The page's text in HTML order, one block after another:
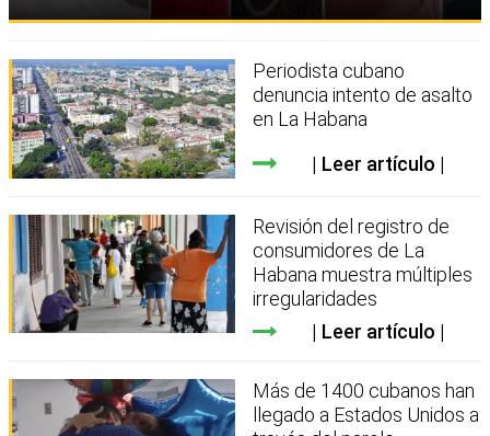
Periodista cubano
denuncia intento de asalto
en La Habana
Leer artículo
Revisión del registro de
consumidores de La
Habana muestra múltiples
irregularidades
Leer artículo
Más de 1400 cubanos han
llegado a Estados Unidos a